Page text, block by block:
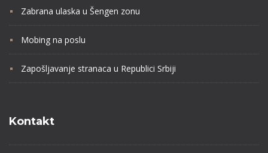
Zabrana ulaska u Šengen zonu
Mobing na poslu
Zapošljavanje stranaca u Republici Srbiji
Kontakt